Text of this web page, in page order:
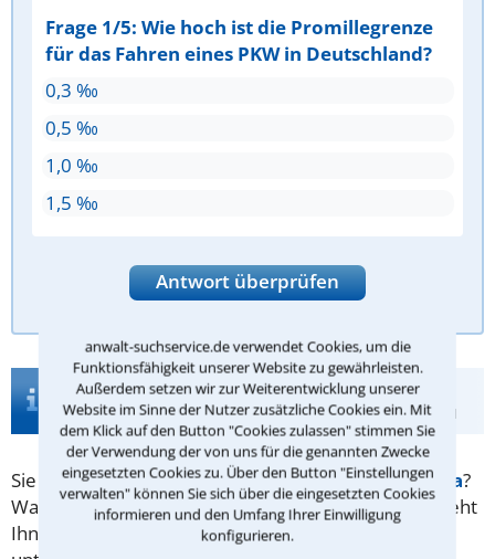
anwalt-suchservice.de verwendet Cookies, um die
Funktionsfähigkeit unserer Website zu gewährleisten.
Außerdem setzen wir zur Weiterentwicklung unserer
Website im Sinne der Nutzer zusätzliche Cookies ein. Mit
dem Klick auf den Button "Cookies zulassen" stimmen Sie
der Verwendung der von uns für die genannten Zwecke
eingesetzten Cookies zu. Über den Button "Einstellungen
verwalten" können Sie sich über die eingesetzten Cookies
informieren und den Umfang Ihrer Einwilligung
konfigurieren.
Frage 1/5: Wie hoch ist die Promillegrenze
für das Fahren eines PKW in Deutschland?
0,3 ‰
0,5 ‰
1,0 ‰
1,5 ‰
Antwort überprüfen
Infos zur Suche nach einem Anwalt für
Schleudertrauma in Höchstädt a.d.Donau
Sie suchen Rechtsrat zum ThemaSchleudertrauma?
Wann erhalten SieSchmerzensgeldund wie viel steht
Ihnen zu? Unser Tipp: Seien Sie nicht zu gutgläubig,